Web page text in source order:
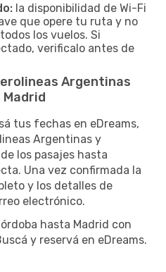
la disponibilidad de Wi-Fi
que opere tu ruta y no
los vuelos. Si
verificalo antes de
Argentinas
tus fechas en eDreams,
Argentinas y
los pasajes hasta
Una vez confirmada la
y los detalles de
electrónico.
hasta Madrid con
y reservá en eDreams.